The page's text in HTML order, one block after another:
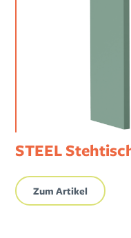
STEEL
Zum Artikel